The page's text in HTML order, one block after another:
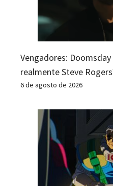
Vengadores: Doomsday
realmente Steve
6 de agosto de 2026